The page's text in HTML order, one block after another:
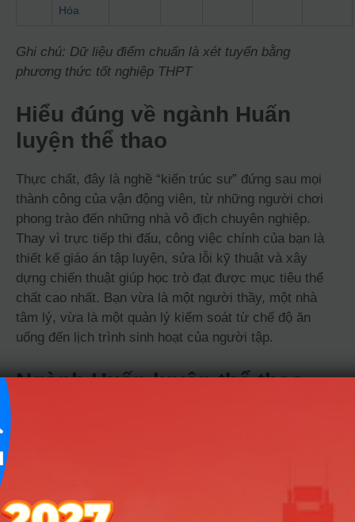
Hóa
Ghi chú: Dữ liệu điểm chuẩn là xét tuyển bằng
phương thức tốt nghiệp THPT
Hiểu đúng về ngành Huấn
luyện thể thao
Thực chất, đây là nghề “kiến trúc sư” đứng sau mọi
thành công của vận động viên, từ những người chơi
phong trào đến những nhà vô địch chuyên nghiệp.
Thay vì trực tiếp thi đấu, công việc chính của bạn là
thiết kế giáo án tập luyện, sửa lỗi kỹ thuật và xây
dựng chiến thuật giúp học trò đạt được mục tiêu thể
chất cao nhất. Bạn vừa là một người thầy, một nhà
tâm lý, vừa là một quản lý kiểm soát từ chế độ ăn
uống đến lịch trình sinh hoạt của người tập.
Ngành Huấn luyện thể thao
sao), Phương pháp huấn luyện chuyên sâu các bộ